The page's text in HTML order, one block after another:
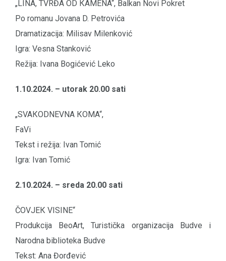
„LINA, TVRĐA OD КAMENA“, Balkan Novi Pokret
Po romanu Jovana D. Petrovića
Dramatizacija: Milisav Milenković
Igra: Vesna Stanković
Režija: Ivana Bogićević Leko
1.10.2024. – utorak 20.00 sati
„SVAКODNEVNA КOMA“,
FaVi
Tekst i režija: Ivan Tomić
Igra: Ivan Tomić
2.10.2024. – sreda 20.00 sati
ČOVJEК VISINE“
Produkcija BeoArt, Turistička organizacija Budve i
Narodna biblioteka Budve
Tekst: Ana Đorđević